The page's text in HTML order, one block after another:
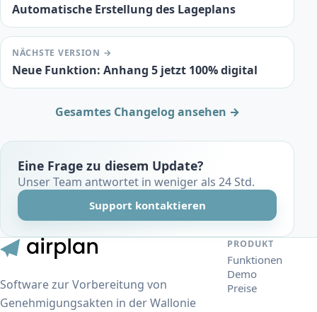
Automatische Erstellung des Lageplans
NÄCHSTE VERSION →
Neue Funktion: Anhang 5 jetzt 100% digital
Gesamtes Changelog ansehen →
Eine Frage zu diesem Update?
Unser Team antwortet in weniger als 24 Std.
Support kontaktieren
Software zur Vorbereitung von
Genehmigungsakten in der Wallonie
PRODUKT
Funktionen
Demo
Preise